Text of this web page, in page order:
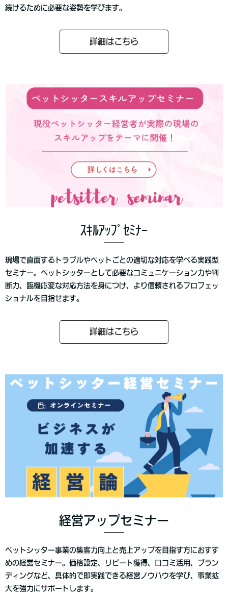
続けるために必要な姿勢を学びます。
詳細はこちら
ｽｷﾙｱｯﾌﾟｾﾐﾅｰ
現場で直面するトラブルやペットごとの適切な対応を学べる実践型
セミナー。ペットシッターとして必要なコミュニケーション力や判
断力、臨機応変な対応方法を身につけ、より信頼されるプロフェッ
ショナルを目指せます。
詳細はこちら
経営アップセミナー
ペットシッター事業の集客力向上と売上アップを目指す方におすす
めの経営セミナー。価格設定、リピート獲得、口コミ活用、ブラン
ディングなど、具体的で即実践できる経営ノウハウを学び、事業拡
大を強力にサポートします。